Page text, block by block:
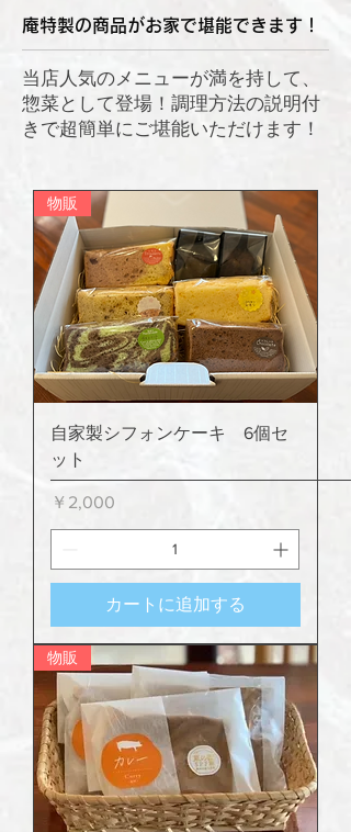
庵特製の商品がお家で堪能できます！
当店人気のメニューが満を持して、
惣菜として登場！調理方法の説明付
きで超簡単にご堪能いただけます！
物販
自家製シフォンケーキ 6個セ
ット
価格
￥2,000
カートに追加する
物販